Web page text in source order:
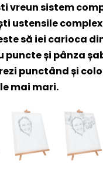
vreun sistem
ustensile
să iei carioca
puncte și pânza
punctând și
mai mari.